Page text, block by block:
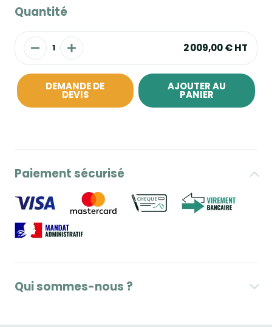
Quantité
2 009,00 €HT
DEMANDE DE
DEVIS
AJOUTER AU
PANIER
Paiement sécurisé
Qui sommes-nous ?